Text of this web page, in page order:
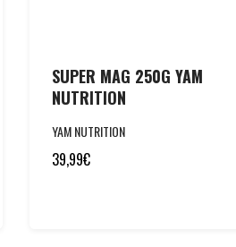
SUPER MAG 250G YAM
NUTRITION
YAM NUTRITION
39,99€